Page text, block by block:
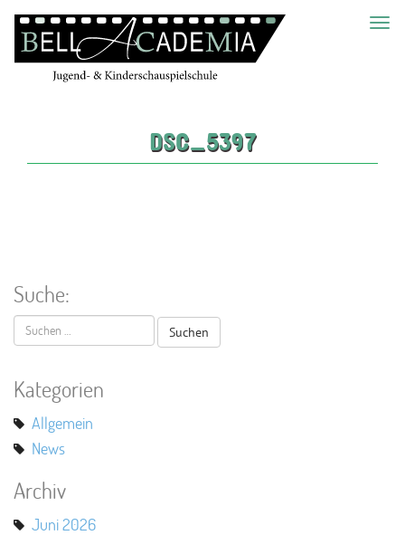
DSC_5397
Suche:
Suchen
nach:
Kategorien
Allgemein
News
Archiv
Juni 2026